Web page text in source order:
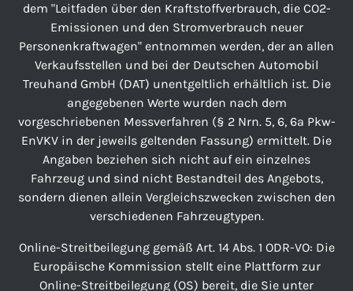
dem "Leitfaden über den Kraftstoffverbrauch, die CO2-
Emissionen und den Stromverbrauch neuer
Personenkraftwagen" entnommen werden, der an allen
Verkaufsstellen und bei der Deutschen Automobil
Treuhand GmbH (DAT) unentgeltlich erhältlich ist. Die
angegebenen Werte wurden nach dem
vorgeschriebenen Messverfahren (§ 2 Nrn. 5, 6, 6a Pkw-
EnVKV in der jeweils geltenden Fassung) ermittelt. Die
Angaben beziehen sich nicht auf ein einzelnes
Fahrzeug und sind nicht Bestandteil des Angebots,
sondern dienen allein Vergleichszwecken zwischen den
verschiedenen Fahrzeugtypen.
Online-Streitbeilegung gemäß Art. 14 Abs. 1 ODR-VO: Die
Europäische Kommission stellt eine Plattform zur
Online-Streitbeilegung (OS) bereit, die Sie unter